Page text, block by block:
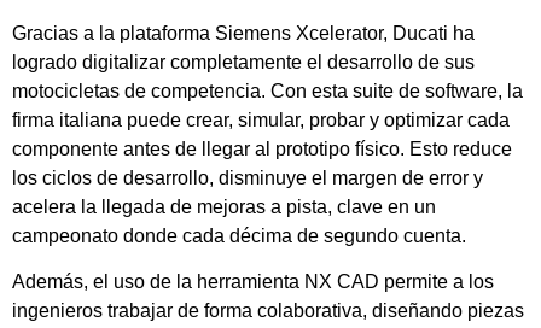
Gracias a la plataforma Siemens Xcelerator, Ducati ha
logrado digitalizar completamente el desarrollo de sus
motocicletas de competencia. Con esta suite de software, la
firma italiana puede crear, simular, probar y optimizar cada
componente antes de llegar al prototipo físico. Esto reduce
los ciclos de desarrollo, disminuye el margen de error y
acelera la llegada de mejoras a pista, clave en un
campeonato donde cada décima de segundo cuenta.
Además, el uso de la herramienta NX CAD permite a los
ingenieros trabajar de forma colaborativa, diseñando piezas